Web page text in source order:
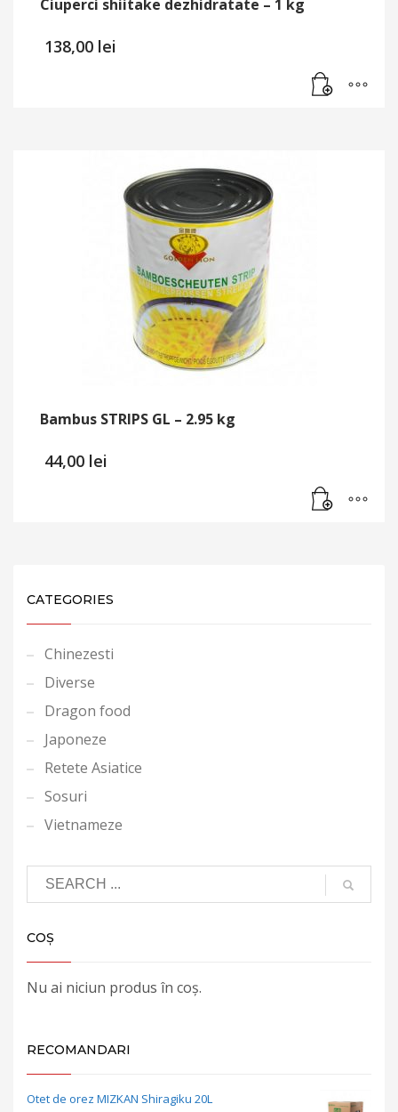
Ciuperci shiitake dezhidratate – 1 kg
138,00 lei
Bambus STRIPS GL – 2.95 kg
44,00 lei
CATEGORIES
Chinezesti
Diverse
Dragon food
Japoneze
Retete Asiatice
Sosuri
Vietnameze
COȘ
Nu ai niciun produs în coș.
RECOMANDARI
Otet de orez MIZKAN Shiragiku 20L